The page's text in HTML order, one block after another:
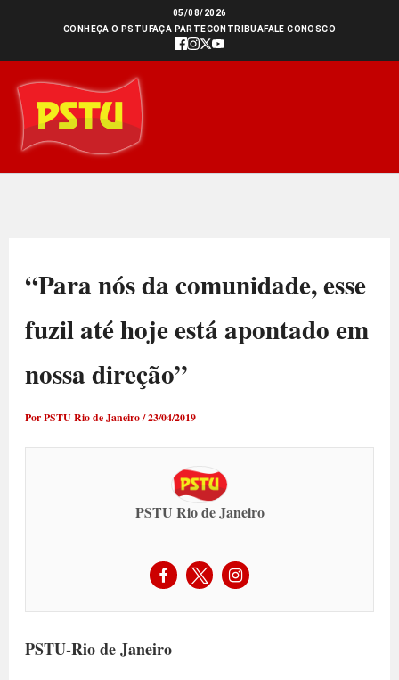
conteúdo
05/08/2026
CONHEÇA O PSTU FAÇA PARTECONTRIBUAFALE CONOSCO
“Para nós da comunidade, esse
fuzil até hoje está apontado em
nossa direção”
PorPSTU Rio de Janeiro/23/04/2019
PSTU Rio de Janeiro
PSTU-Rio de Janeiro